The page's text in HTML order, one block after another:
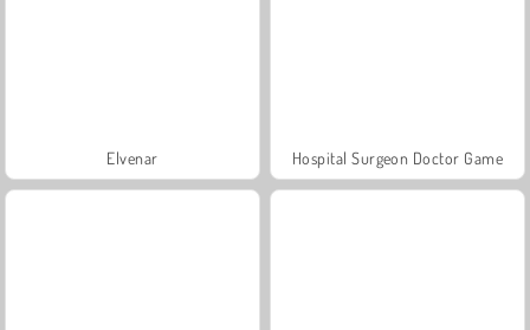
Elvenar Hospital Surgeon Doctor Game